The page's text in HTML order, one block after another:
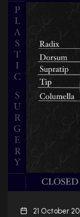
21 October